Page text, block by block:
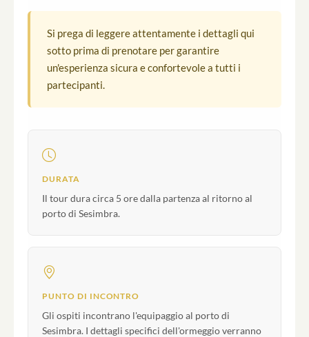
Si prega di leggere attentamente i dettagli qui
sotto prima di prenotare per garantire
un'esperienza sicura e confortevole a tutti i
partecipanti.
DURATA
Il tour dura circa 5 ore dalla partenza al ritorno al
porto di Sesimbra.
PUNTO DI INCONTRO
Gli ospiti incontrano l'equipaggio al porto di
Sesimbra. I dettagli specifici dell'ormeggio verranno